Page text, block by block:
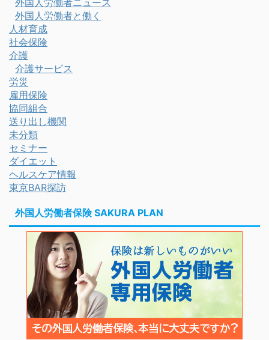
外国人労働者と働く
人材育成
社会保険
介護
介護サービス
労災
雇用保険
協同組合
送り出し機関
未分類
セミナー
ダイエット
ヘルスケア情報
東京BAR探訪
外国人労働者保険 SAKURA PLAN